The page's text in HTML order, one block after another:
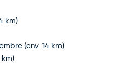
km)
(env. 14 km)